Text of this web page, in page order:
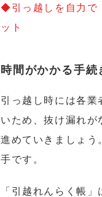
◆引っ越しを自力で
ット
時間がかかる手続
引っ越し時には各
いため、抜け漏れ
進めていきましょう
手です。
「引越れんらく帳